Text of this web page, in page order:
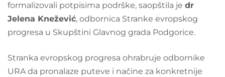
formalizovali potpisima podrške, saopštila je dr
Jelena Knežević, odbornica Stranke evropskog
progresa u Skupštini Glavnog grada Podgorice.
Stranka evropskog progresa ohrabruje odbornike
URA da pronalaze puteve i načine za konkretnije